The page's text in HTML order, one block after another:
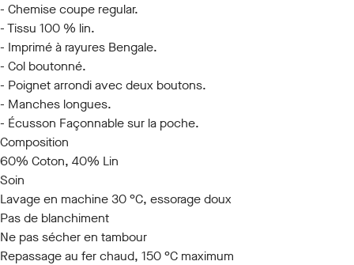
- Chemise coupe regular.
- Tissu 100 % lin.
- Imprimé à rayures Bengale.
- Col boutonné.
- Poignet arrondi avec deux boutons.
- Manches longues.
- Écusson Façonnable sur la poche.
Composition
60% Coton, 40% Lin
Soin
Lavage en machine 30 °C, essorage doux
Pas de blanchiment
Ne pas sécher en tambour
Repassage au fer chaud, 150 °C maximum